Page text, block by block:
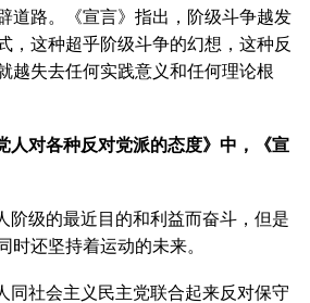
道路。《宣言》指出，阶级斗争越发
，这种超乎阶级斗争的幻想，这种反
越失去任何实践意义和任何理论根
人对各种反对党派的态度》中，《宣
阶级的最近目的和利益而奋斗，但是
时还坚持着运动的未来。
同社会主义民主党联合起来反对保守